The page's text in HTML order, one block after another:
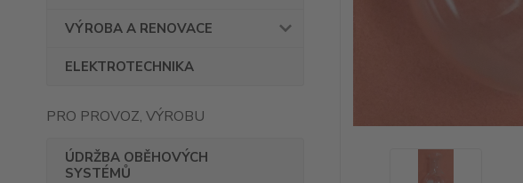
VÝROBA A RENOVACE
ELEKTROTECHNIKA
PRO PROVOZ, VÝROBU
ÚDRŽBA OBĚHOVÝCH
SYSTÉMŮ